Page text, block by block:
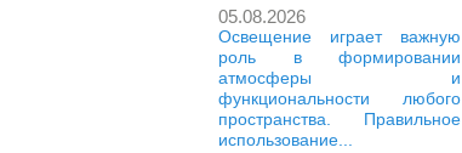
05.08.2026
Освещение играет важную
роль в формировании
атмосферы и
функциональности любого
пространства. Правильное
использование...